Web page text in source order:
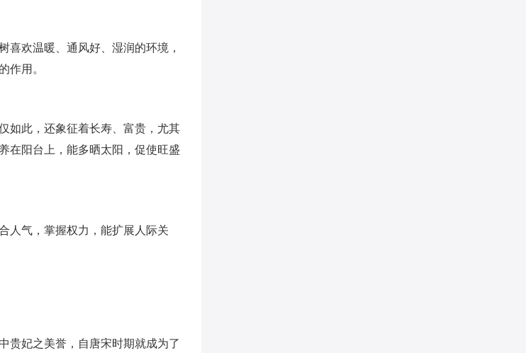
喜欢温暖、通风好、湿润的环境，
作用。
如此，还象征着长寿、富贵，尤其
在阳台上，能多晒太阳，促使旺盛
人气，掌握权力，能扩展人际关
贵妃之美誉，自唐宋时期就成为了